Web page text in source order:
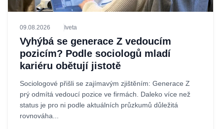
09.08.2026 Iveta
Vyhýbá se generace Z vedoucím
pozicím? Podle sociologů mladí
kariéru obětují jistotě
Sociologové přišli se zajímavým zjištěním: Generace Z
prý odmítá vedoucí pozice ve firmách. Daleko více než
status je pro ni podle aktuálních průzkumů důležitá
rovnováha...